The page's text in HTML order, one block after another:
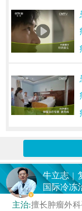
牛立志 |
国际冷冻
主治:擅长肿瘤外